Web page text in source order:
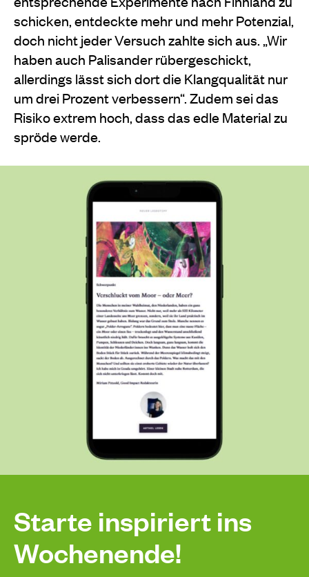
schicken, entdeckte mehr und mehr Potenzial,
doch nicht jeder Versuch zahlte sich aus. „Wir
haben auch Palisander rübergeschickt,
allerdings lässt sich dort die Klangqualität nur
um drei Prozent verbessern“. Zudem sei das
Risiko extrem hoch, dass das edle Material zu
spröde werde.
Starte inspiriert ins
Wochenende!